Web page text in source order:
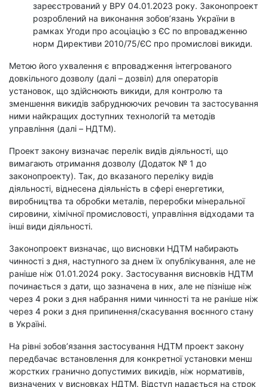
зареєстрований у ВРУ 04.01.2023 року. Законопроект
розроблений на виконання зобов’язань України в
рамках Угоди про асоціацію з ЄС по впровадженню
норм Директиви 2010/75/ЄС про промислові викиди.
Метою його ухвалення є впровадження інтегрованого
довкільного дозволу (далі – дозвіл) для операторів
установок, що здійснюють викиди, для контролю та
зменшення викидів забруднюючих речовин та застосування
ними найкращих доступних технологій та методів
управління (далі – НДТМ).
Проект закону визначає перелік видів діяльності, що
вимагають отримання дозволу (Додаток № 1 до
законопроекту). Так, до вказаного переліку видів
діяльності, віднесена діяльність в сфері енергетики,
виробництва та обробки металів, переробки мінеральної
сировини, хімічної промисловості, управління відходами та
інші види діяльності.
Законопроект визначає, що висновки НДТМ набирають
чинності з дня, наступного за днем їх опублікування, але не
раніше ніж 01.01.2024 року. Застосування висновків НДТМ
починається з дати, що зазначена в них, але не пізніше ніж
через 4 роки з дня набрання ними чинності та не раніше ніж
через 4 роки з дня припинення/скасування воєнного стану
в Україні.
На рівні зобов’язання застосування НДТМ проект закону
передбачає встановлення для конкретної установки менш
жорстких гранично допустимих викидів, ніж нормативів,
визначених у висновках НДТМ. Відступ надається на строк